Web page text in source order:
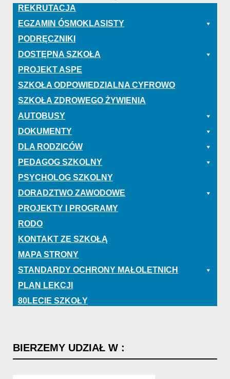
REKRUTACJA
EGZAMIN ÓSMOKLASISTY
PODRĘCZNIKI
DOSTĘPNA SZKOŁA
PROJEKT ASPE
SZKOŁA ODPOWIEDZIALNA CYFROWO
SZKOŁA ZDROWEGO ŻYWIENIA
AUTOBUSY
DOKUMENTY
DLA RODZICÓW
PEDAGOG SZKOLNY
PSYCHOLOG SZKOLNY
DORADZTWO ZAWODOWE
PROJEKTY I PROGRAMY
RODO
KONTAKT ZE SZKOŁĄ
MAPA STRONY
STANDARDY OCHRONY MAŁOLETNICH
PLAN LEKCJI
80LECIE SZKOŁY
BIERZEMY UDZIAŁ W :